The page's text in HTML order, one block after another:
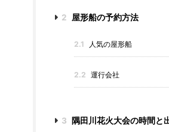
2 屋形船の予約方法
2.1 人気の屋形船
2.2 運行会社
3 隅田川花火大会の時間と